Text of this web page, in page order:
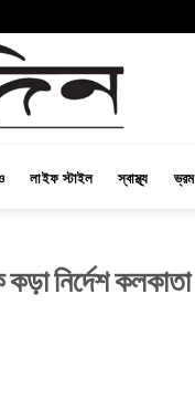
লাইফ স্টাইল স্বাস্থ্য
নির্দেশ কলকাতা